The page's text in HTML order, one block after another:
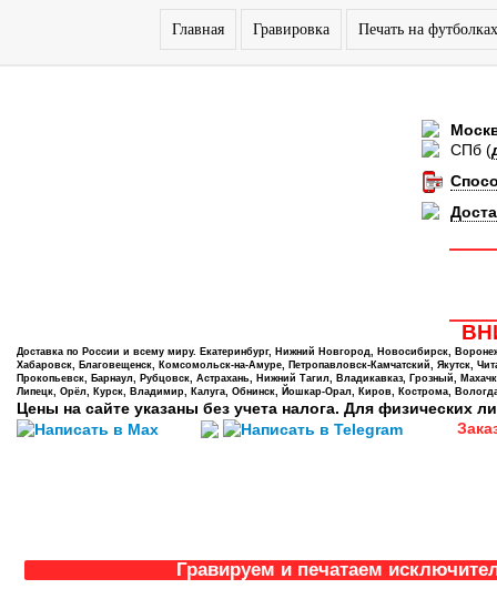
Главная Гравировка Печать на футболках
СПб (
Доставка по России и всему миру. Екатеринбург, Нижний Новгород, Новосибирск,
Хабаровск, Благовещенск, Комсомольск-на-Амуре, Петропавловск-Камчатский, Якутск,
Прокопьевск, Барнаул, Рубцовск, Астрахань, Нижний Тагил, Владикавказ, Грозный,
Липецк, Орёл, Курск, Владимир, Калуга, Обнинск, Йошкар-Орал, Киров, Кострома,
Цены на сайте указаны без учета налога. Для физических
Гравируем и печатаем